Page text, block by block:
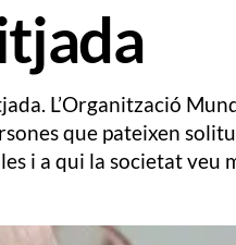
L’Organització
que pateixen
i a qui la societat